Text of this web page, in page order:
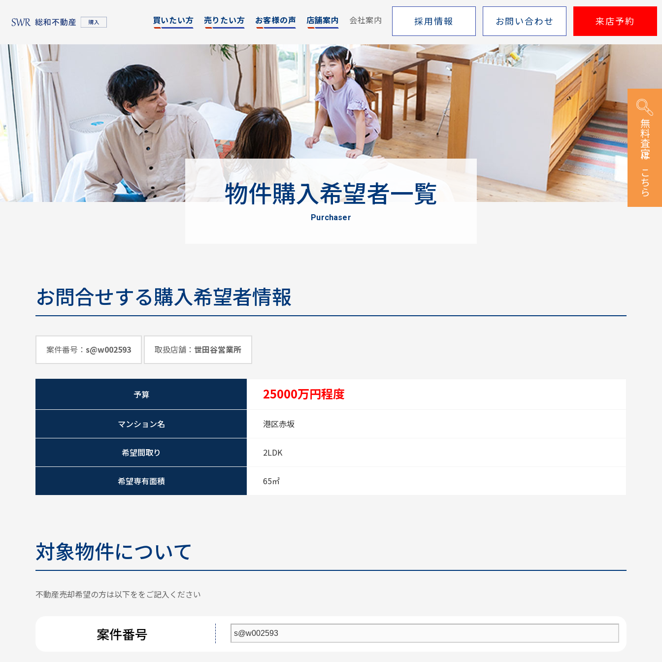
買いたい方 売りたい方 お客様の声 店舗案内 会社案内 採用情報 お問い合わせ 来店予約
名古屋エリア
物件検索
物件一覧
東京エリア
物件検索
物件一覧
エリア別
名古屋エリア
不動産売却について
購入希望者情報一覧
東京エリア
不動産売却について
購入希望者情報一覧
売却サポート
シーンごとの売却
売り方のメリット・デメリット
買い替えの流れ
売却実績
戸建てを高く売るためのポイント
土地を高く売るためのポイント
マンションを高く売るためのポイント
物件購入希望者一覧
purchaser
お問合せする購入希望者情報
案件番号： s@w002593 取扱店舗： 世田谷営業所
予算 25000万円程度
マンション名 港区赤坂
希望間取り 2LDK
希望専有面積 65㎡
対象物件について
不動産売却希望の方は以下ををご記入ください
案件番号
無料査定はこちら